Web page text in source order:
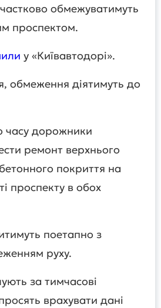
обмежуватимуть
проспектом.
у «Київавтодорі».
обмеження діятимуть до
часу дорожники
ремонт верхнього
покриття на
проспекту в обох
поетапно з
руху.
за тимчасові
врахувати дані